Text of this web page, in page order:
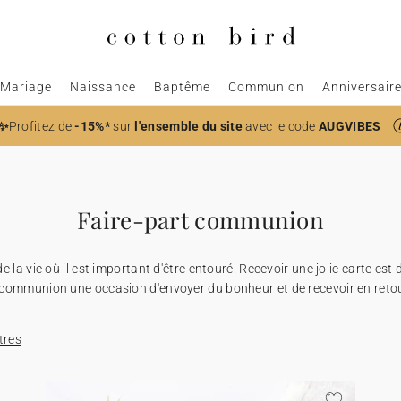
Mariage Naissance Baptême Communion Anniversaire
Profitez de-15%*surl'ensemble du siteavec le code AUGVIBES
Faire-part communion
la vie où il est important d'être entouré. Recevoir une jolie carte est
une occasion d'envoyer du bonheur et de recevoir en